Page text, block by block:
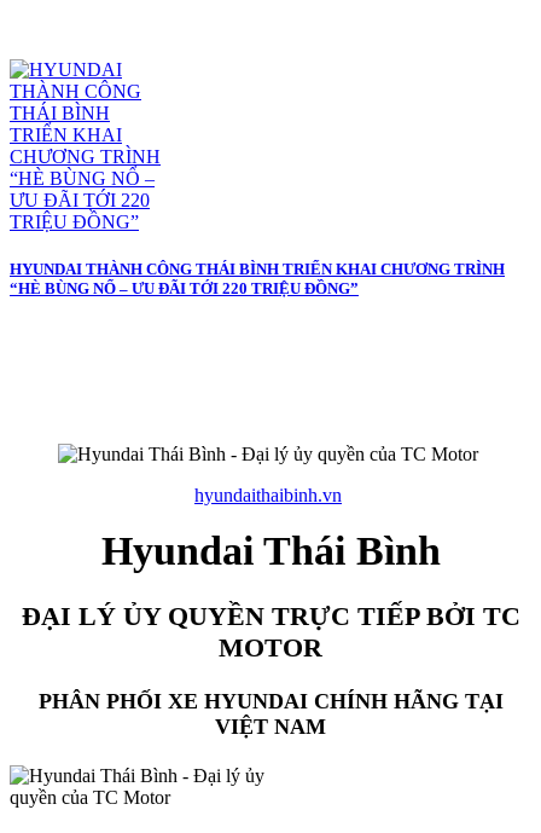
HYUNDAI THÀNH CÔNG THÁI BÌNH TRIỂN KHAI CHƯƠNG TRÌNH
“HÈ BÙNG NỔ – ƯU ĐÃI TỚI 220 TRIỆU ĐỒNG”
hyundaithaibinh.vn
Hyundai Thái Bình
ĐẠI LÝ ỦY QUYỀN TRỰC TIẾP BỞI TC
MOTOR
PHÂN PHỐI XE HYUNDAI CHÍNH HÃNG TẠI
VIỆT NAM